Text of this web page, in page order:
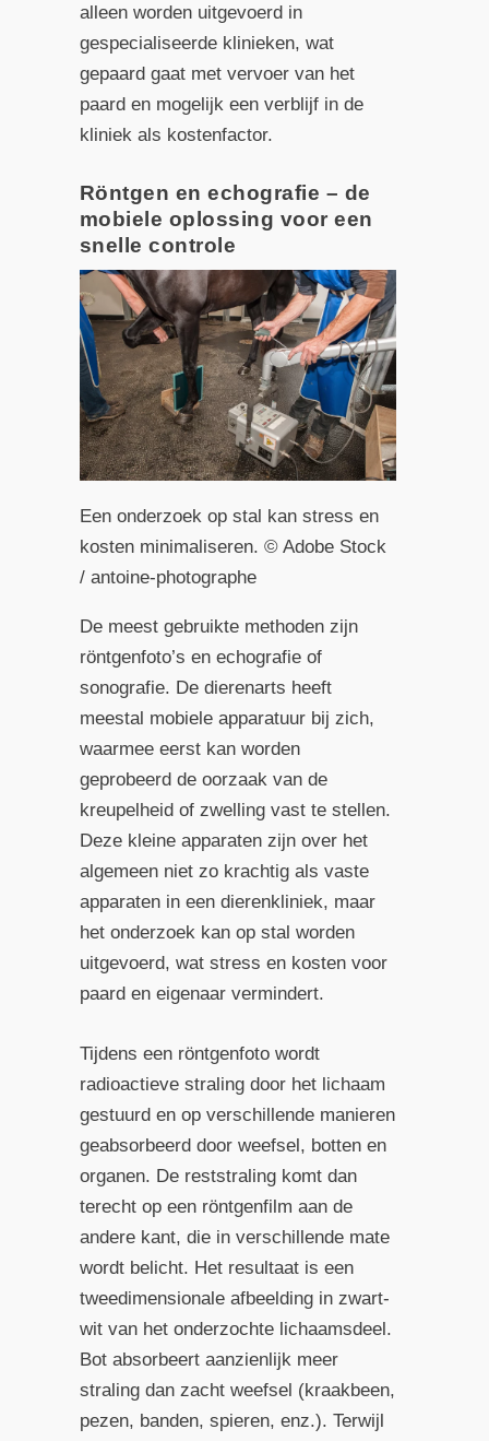
alleen worden uitgevoerd in
gespecialiseerde klinieken, wat
gepaard gaat met vervoer van het
paard en mogelijk een verblijf in de
kliniek als kostenfactor.
Röntgen en echografie – de
mobiele oplossing voor een
snelle controle
Een onderzoek op stal kan stress en
kosten minimaliseren. © Adobe Stock
/ antoine-photographe
De meest gebruikte methoden zijn
röntgenfoto’s en echografie of
sonografie. De dierenarts heeft
meestal mobiele apparatuur bij zich,
waarmee eerst kan worden
geprobeerd de oorzaak van de
kreupelheid of zwelling vast te stellen.
Deze kleine apparaten zijn over het
algemeen niet zo krachtig als vaste
apparaten in een dierenkliniek, maar
het onderzoek kan op stal worden
uitgevoerd, wat stress en kosten voor
paard en eigenaar vermindert.
Tijdens een röntgenfoto wordt
radioactieve straling door het lichaam
gestuurd en op verschillende manieren
geabsorbeerd door weefsel, botten en
organen. De reststraling komt dan
terecht op een röntgenfilm aan de
andere kant, die in verschillende mate
wordt belicht. Het resultaat is een
tweedimensionale afbeelding in zwart-
wit van het onderzochte lichaamsdeel.
Bot absorbeert aanzienlijk meer
straling dan zacht weefsel (kraakbeen,
pezen, banden, spieren, enz.). Terwijl